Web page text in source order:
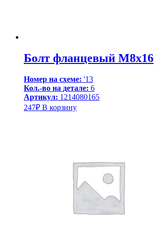
Болт фланцевый M8x16
Номер на схеме: '13
Кол.-во на детале: 6
Артикул: 1214080165
247₽ В корзину